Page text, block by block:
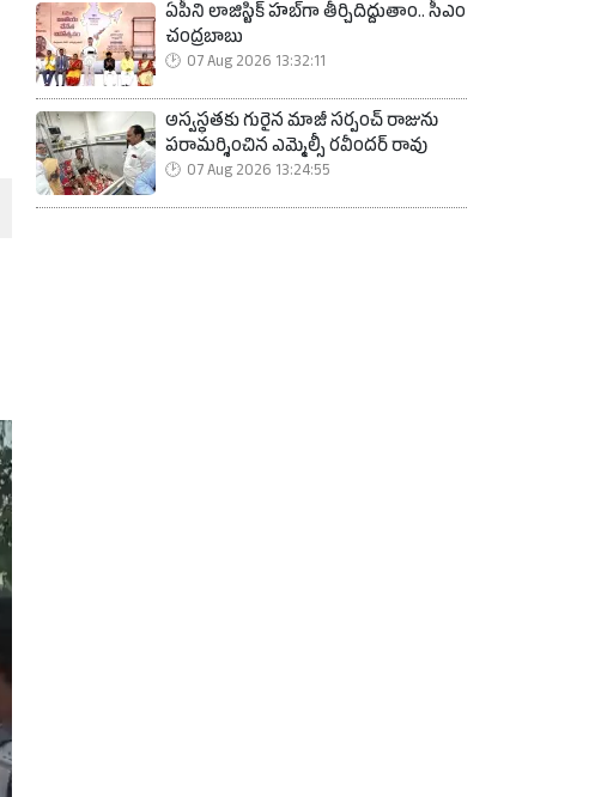
ఏపీని లాజిస్టిక్ హబ్‌గా తీర్చిదిద్దుతాం.. సీఎం
చంద్రబాబు
07 Aug 2026 13:32:11
అస్వస్థతకు గురైన మాజీ సర్పంచ్ రాజును
పరామర్శించిన ఎమ్మెల్సీ రవీందర్ రావు
07 Aug 2026 13:24:55